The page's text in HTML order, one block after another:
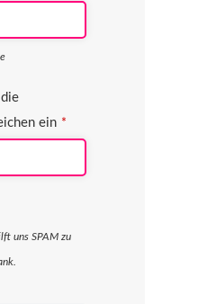
ein *
uns SPAM zu